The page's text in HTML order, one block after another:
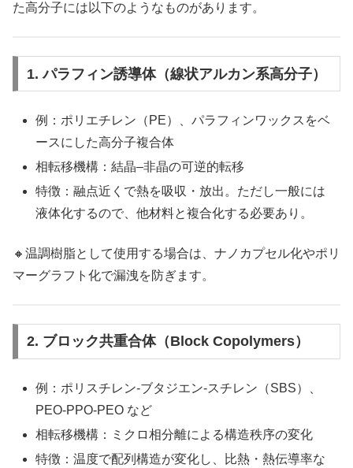
た高分子には以下のようなものがあります。
1. パラフィン誘導体（線状アルカン系高分子）
例：ポリエチレン（PE）、パラフィンワックスをベ
ースにした高分子複合体
相転移機構：結晶–非晶の可逆的転移
特徴：融点近くで熱を吸収・放出。ただし一般には
液体化するので、他材料と複合化する必要あり。
🔸温調樹脂として使用する場合は、ナノカプセル化やポリ
マーグラフト化で漏洩を防ぎます。
2. ブロック共重合体（Block Copolymers）
例：ポリスチレン-ブタジエン-スチレン（SBS）、
PEO-PPO-PEO など
相転移機構：ミクロ相分離による構造秩序の変化
特徴：温度で配列構造が変化し、比熱・熱伝導率な